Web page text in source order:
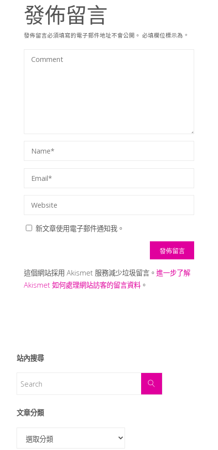
發佈留言
發佈留言必須填寫的電子郵件地址不會公開。 必填欄位標示為 *
新文章使用電子郵件通知我。
這個網站採用 Akismet 服務減少垃圾留言。 進一步了解
Akismet 如何處理網站訪客的留言資料。
站內搜尋
文章分類